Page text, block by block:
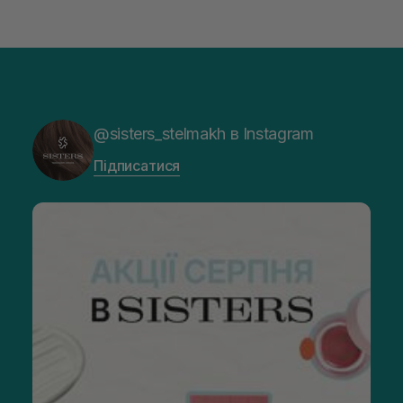
@sisters_stelmakh в Instagram
Підписатися